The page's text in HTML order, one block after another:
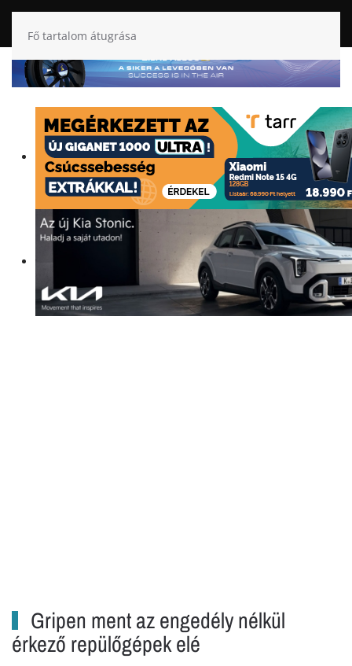
Fő tartalom átugrása
Gripen ment az engedély nélkül
érkező repülőgépek elé